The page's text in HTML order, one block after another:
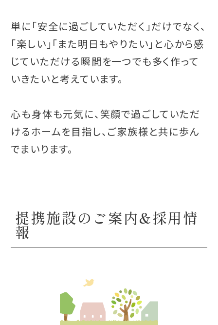
単に「安全に過ごしていただく」だけでなく、
「楽しい」「また明日もやりたい」と心から感
じていただける瞬間を一つでも多く作って
いきたいと考えています。
心も身体も元気に、笑顔で過ごしていただ
けるホームを目指し、ご家族様と共に歩ん
でまいります。
提携施設のご案内&採用情
報